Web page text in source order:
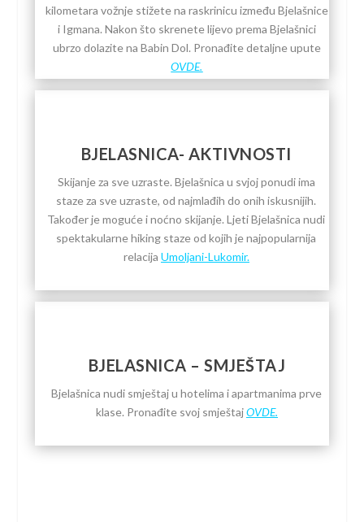
kilometara vožnje stižete na raskrinicu između Bjelašnice
i Igmana. Nakon što skrenete lijevo prema Bjelašnici
ubrzo dolazite na Babin Dol. Pronađite detaljne upute
OVDE.
BJELASNICA- AKTIVNOSTI
Skijanje za sve uzraste. Bjelašnica u svjoj ponudi ima
staze za sve uzraste, od najmlađih do onih iskusnijih.
Također je moguće i noćno skijanje. Ljeti Bjelašnica nudi
spektakularne hiking staze od kojih je najpopularnija
relacija Umoljani-Lukomir.
BJELASNICA – SMJEŠTAJ
Bjelašnica nudi smještaj u hotelima i apartmanima prve
klase. Pronađite svoj smještajOVDE.